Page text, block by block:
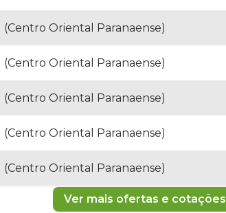
(Centro Oriental Paranaense)
(Centro Oriental Paranaense)
(Centro Oriental Paranaense)
(Centro Oriental Paranaense)
(Centro Oriental Paranaense)
Ver mais ofertas e cotações